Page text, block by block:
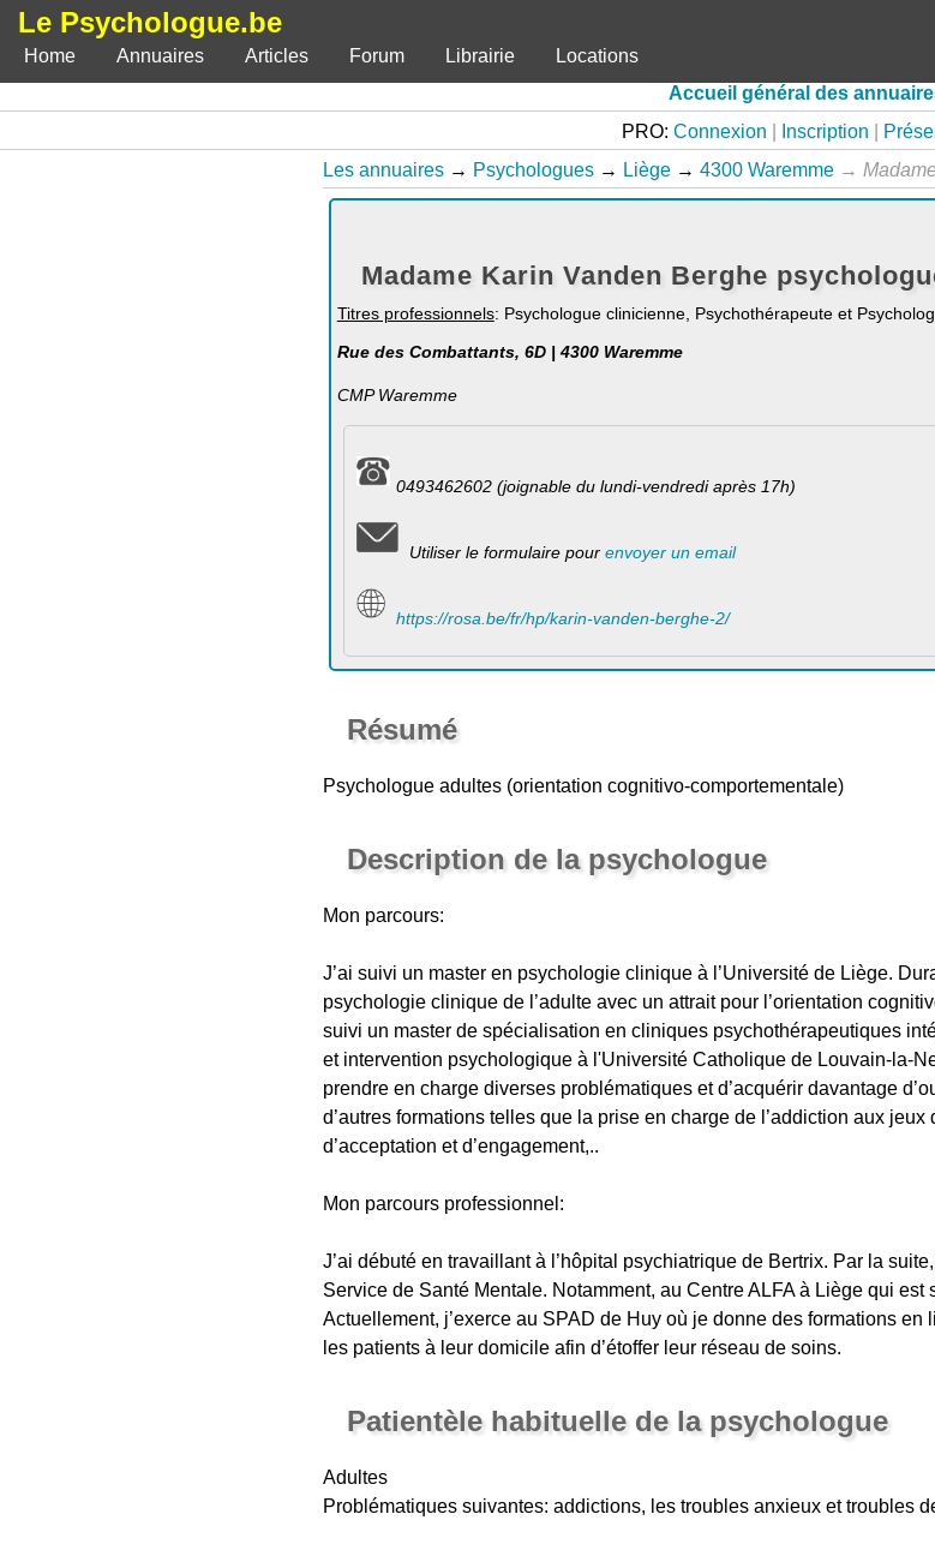
Le Psychologue.be
Home
Annuaires Articles Forum Librairie
Locations
Accueil général des
PRO: Connexion Inscription
Les annuaires → Psychologues → Liège → 4300 Waremme →
Madame Karin Vanden Berghe
Titres professionnels: Psychologue clinicienne, Psychothérapeute et
Rue des Combattants, 6D | 4300 Waremme
CMP Waremme
0493462602 (joignable du lundi-vendredi après 17h)
Utiliser le formulaire pourenvoyer un email
https://rosa.be/fr/hp/karin-vanden-berghe-2/
Résumé
Psychologue adultes (orientation cognitivo-comportementale)
Description de la psychologue
Mon parcours:
J’ai suivi un master en psychologie clinique à l’Université de Liège.
psychologie clinique de l’adulte avec un attrait pour l’orientation
suivi un master de spécialisation en cliniques psychothérapeutiques
et intervention psychologique à l'Université Catholique de Louvain-la-
prendre en charge diverses problématiques et d’acquérir davantage
d’autres formations telles que la prise en charge de l’addiction aux jeux
d’acceptation et d’engagement,..
Mon parcours professionnel:
J’ai débuté en travaillant à l’hôpital psychiatrique de Bertrix. Par la
Service de Santé Mentale. Notamment, au Centre ALFA à Liège qui est
Actuellement, j’exerce au SPAD de Huy où je donne des formations
les patients à leur domicile afin d’étoffer leur réseau de soins.
Patientèle habituelle de la psychologue
Adultes
Problématiques suivantes: addictions, les troubles anxieux et troubles